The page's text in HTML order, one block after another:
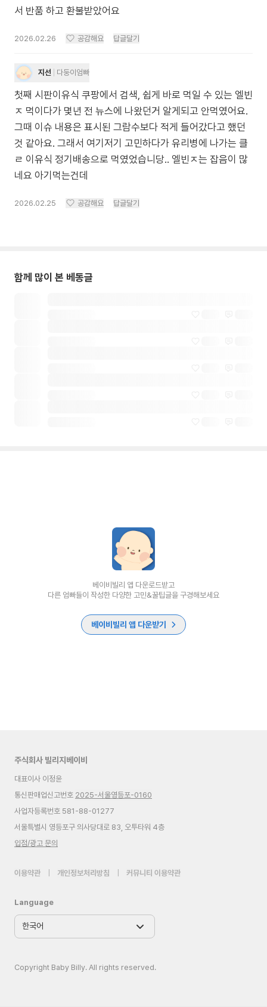
서 반품 하고 환불받았어요
2026.02.26 공감해요 답글달기
지선 다둥이엄빠
첫째 시판이유식 쿠팡에서 검색, 쉽게 바로 먹일 수 있는 엘빈
ㅈ 먹이다가 몇년 전 뉴스에 나왔던거 알게되고 안먹였어요.
그때 이슈 내용은 표시된 그람수보다 적게 들어갔다고 했던
것 같아요. 그래서 여기저기 고민하다가 유리병에 나가는 클
ㄹ 이유식 정기배송으로 먹였었습니당.. 엘빈ㅈ는 잡음이 많
네요 아기먹는건데
2026.02.25 공감해요 답글달기
함께 많이 본 베동글
베이비빌리 앱 다운로드받고
다른 엄빠들이 작성한 다양한 고민&꿀팁글을 구경해보세요
베이비빌리 앱 다운받기
주식회사 빌리지베이비
대표이사 이정윤
통신판매업신고번호 2025-서울영등포-0160
사업자등록번호 581-88-01277
서울특별시 영등포구 의사당대로 83, 오투타워 4층
입점/광고 문의
이용약관 개인정보처리방침 커뮤니티 이용약관
Language
Copyright Baby Billy. All rights reserved.